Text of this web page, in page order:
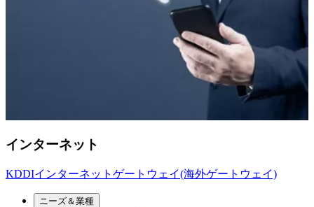
インターネット
KDDIインターネットゲートウェイ(海外ゲートウェイ)
ニーズ＆業種